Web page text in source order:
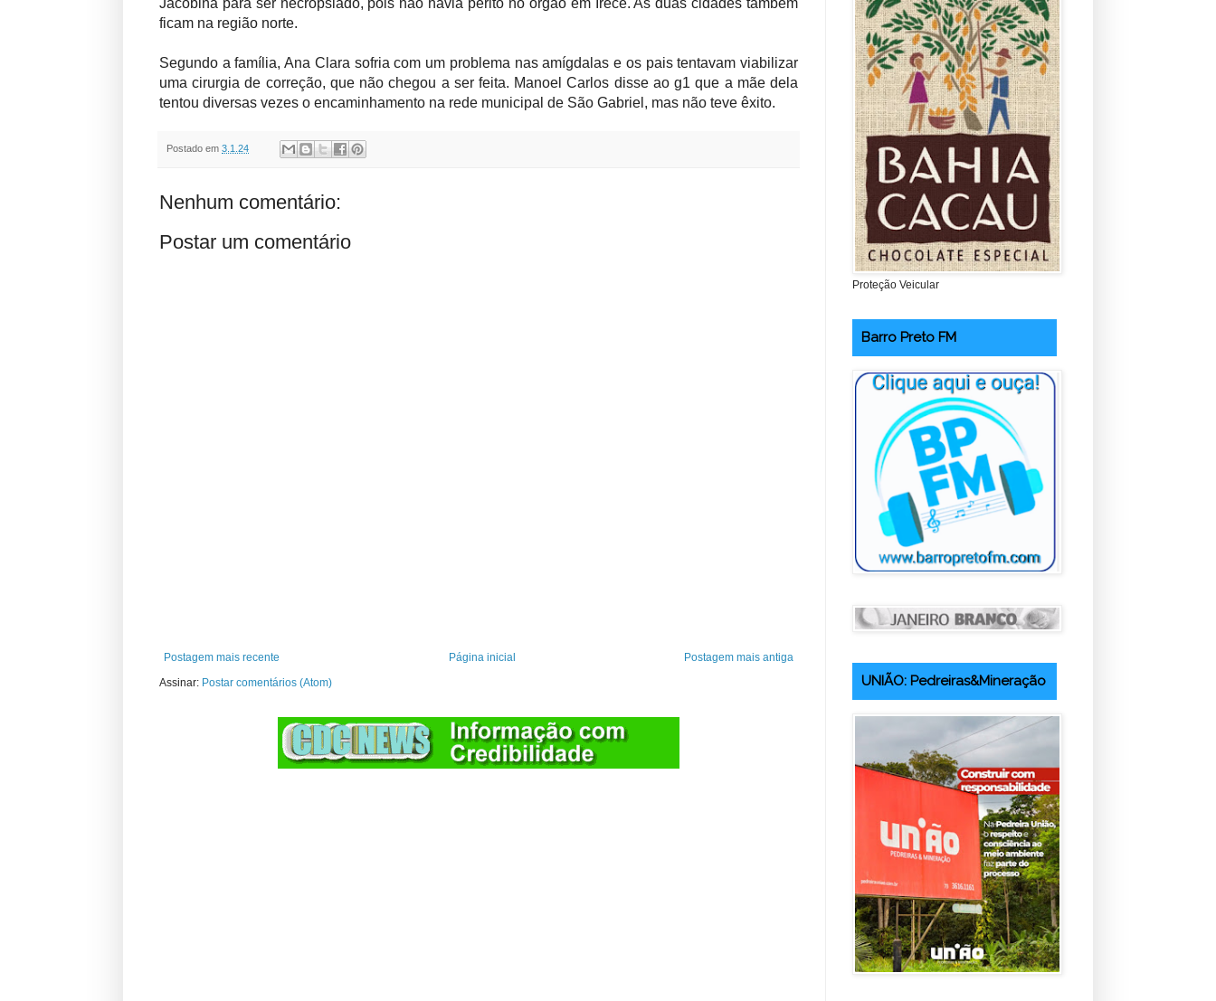
ficam na região norte.
Segundo a família, Ana Clara sofria com um problema nas amígdalas e os pais tentavam viabilizar
uma cirurgia de correção, que não chegou a ser feita. Manoel Carlos disse ao g1 que a mãe dela
tentou diversas vezes o encaminhamento na rede municipal de São Gabriel, mas não teve êxito.
Postado em 3.1.24
Nenhum comentário:
Postar um comentário
Postagem mais recente Postagem mais antiga
Página inicial
Assinar: Postar comentários (Atom)
Proteção Veicular
Barro Preto FM
UNIÃO: Pedreiras&Mineração